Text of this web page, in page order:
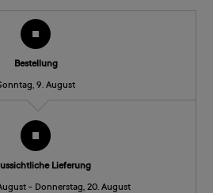
Bestellung
9. August
Lieferung
- Donnerstag, 20. August